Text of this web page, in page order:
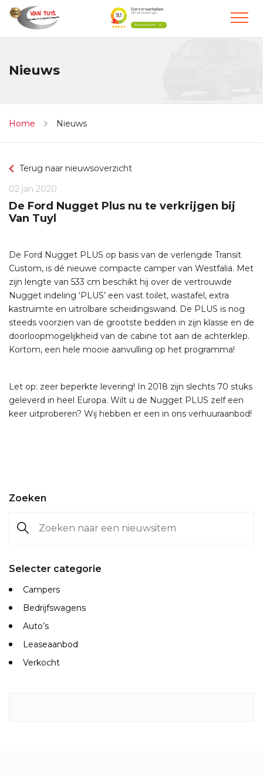
Nieuws
Home Nieuws
Terug naar nieuwsoverzicht
02 jan 2020
De Ford Nugget Plus nu te verkrijgen bij
Van Tuyl
De Ford Nugget PLUS op basis van de verlengde Transit
Custom, is dé nieuwe compacte camper van Westfalia. Met
zijn lengte van 533 cm beschikt hij over de vertrouwde
Nugget indeling ‘PLUS’ een vast toilet, wastafel, extra
kastruimte en uitrolbare scheidingswand. De PLUS is nog
steeds voorzien van de grootste bedden in zijn klasse en de
doorloopmogelijkheid van de cabine tot aan de achterklep.
Kortom, een hele mooie aanvulling op het programma!
Let op: zeer beperkte levering! In 2018 zijn slechts 70 stuks
geleverd in heel Europa. Wilt u de Nugget PLUS zelf een
keer uitproberen? Wij hebben er een in ons verhuuraanbod!
Zoeken
Selecter categorie
Campers
Bedrijfswagens
Auto’s
Leaseaanbod
Verkocht